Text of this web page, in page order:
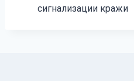
сигнализации кражи